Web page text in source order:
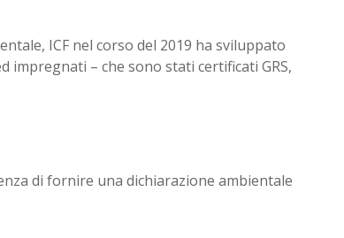
ICF nel corso del 2019 ha sviluppato
– che sono stati certificati GRS,
di fornire una dichiarazione ambientale